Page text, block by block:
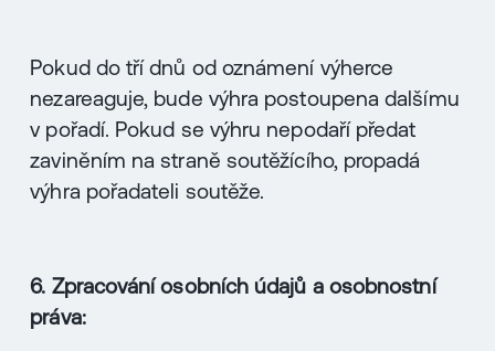
Pokud do tří dnů od oznámení výherce
nezareaguje, bude výhra postoupena dalšímu
v pořadí. Pokud se výhru nepodaří předat
zaviněním na straně soutěžícího, propadá
výhra pořadateli soutěže.
6. Zpracování osobních údajů a osobnostní
práva: